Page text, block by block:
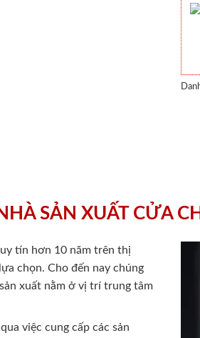
SẢN XUẤT CỬA
tín hơn 10 năm trên thị
chọn. Cho đến nay chúng
xuất nằm ở vị trí trung tâm
việc cung cấp các sản